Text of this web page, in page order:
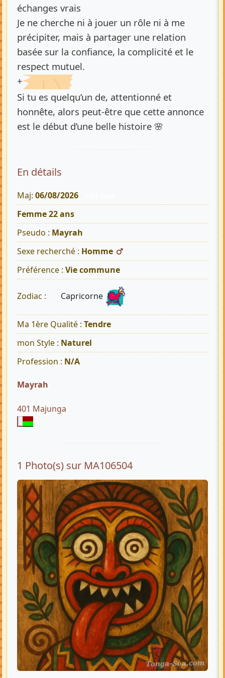
échanges vrais
Je ne cherche ni à jouer un rôle ni à me
précipiter, mais à partager une relation
basée sur la confiance, la complicité et le
respect mutuel.
+
Si tu es quelqu’un de, attentionné et
honnête, alors peut-être que cette annonce
est le début d’une belle histoire 🌸
En détails
Maj: 06/08/2026
Femme 22 ans
Pseudo : Mayrah
Sexe recherché : Homme
Préférence : Vie commune
Zodiac : Capricorne
Ma 1ère Qualité : Tendre
mon Style : Naturel
Profession : N/A
Mayrah
401 Majunga
1 Photo(s) sur MA106504